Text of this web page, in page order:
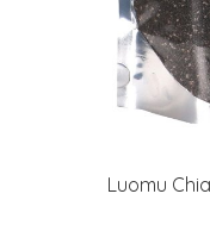
Luomu